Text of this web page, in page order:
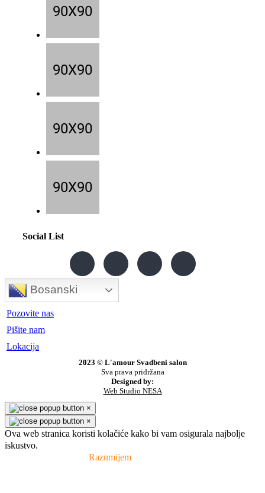
Social List
Bosanski
Pozovite nas
Pišite nam
Lokacija
2023 © L'amour Svadbeni salon
Sva prava pridržana
Designed by:
Web Studio NESA
×
×
Ova web stranica koristi kolačiće kako bi vam osigurala najbolje
iskustvo.
Razumijem